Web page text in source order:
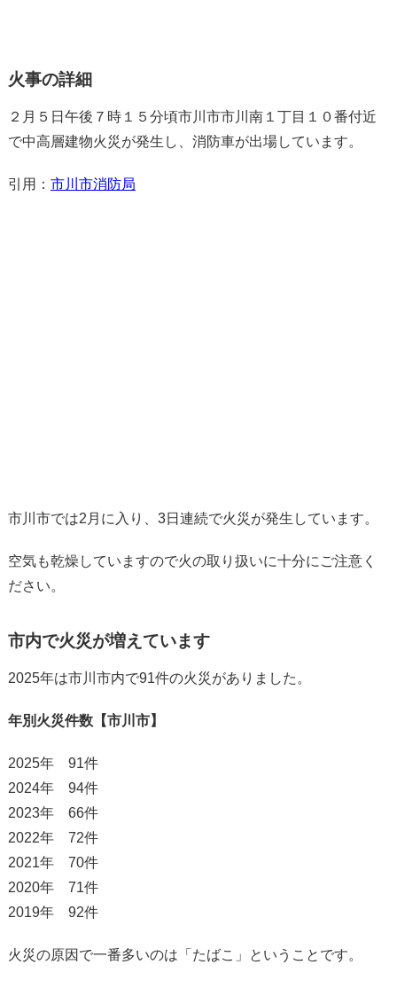
火事の詳細
２月５日午後７時１５分頃市川市市川南１丁目１０番付近
で中高層建物火災が発生し、消防車が出場しています。
引用： 市川市消防局
市川市では2月に入り、3日連続で火災が発生しています。
空気も乾燥していますので火の取り扱いに十分にご注意く
ださい。
市内で火災が増えています
2025年は市川市内で91件の火災がありました。
年別火災件数【市川市】
2025年 91件
2024年 94件
2023年 66件
2022年 72件
2021年 70件
2020年 71件
2019年 92件
火災の原因で一番多いのは「たばこ」ということです。